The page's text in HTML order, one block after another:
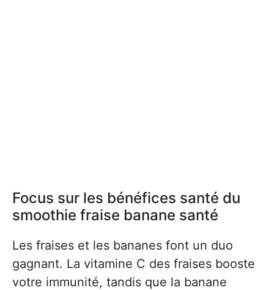
Focus sur les bénéfices santé du
smoothie fraise banane santé
Les fraises et les bananes font un duo
gagnant. La vitamine C des fraises booste
votre immunité, tandis que la banane